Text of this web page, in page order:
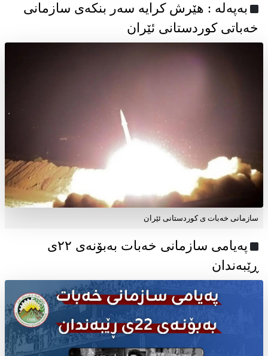
به‌په‌له‌ : هێرش کرایە سەر بنکەی سازمانی
خەباتی کوردستانی ئێران
سازمانی خەبات ی کوردستانی ئێران
پەیامی سازمانی خەبات بەبۆنەی ۲۲ی
ڕێبەندان